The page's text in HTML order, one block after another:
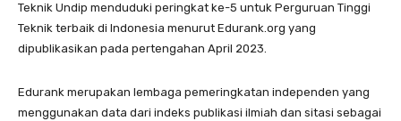
Teknik Undip menduduki peringkat ke-5 untuk Perguruan Tinggi
Teknik terbaik di Indonesia menurut Edurank.org yang
dipublikasikan pada pertengahan April 2023.
Edurank merupakan lembaga pemeringkatan independen yang
menggunakan data dari indeks publikasi ilmiah dan sitasi sebagai